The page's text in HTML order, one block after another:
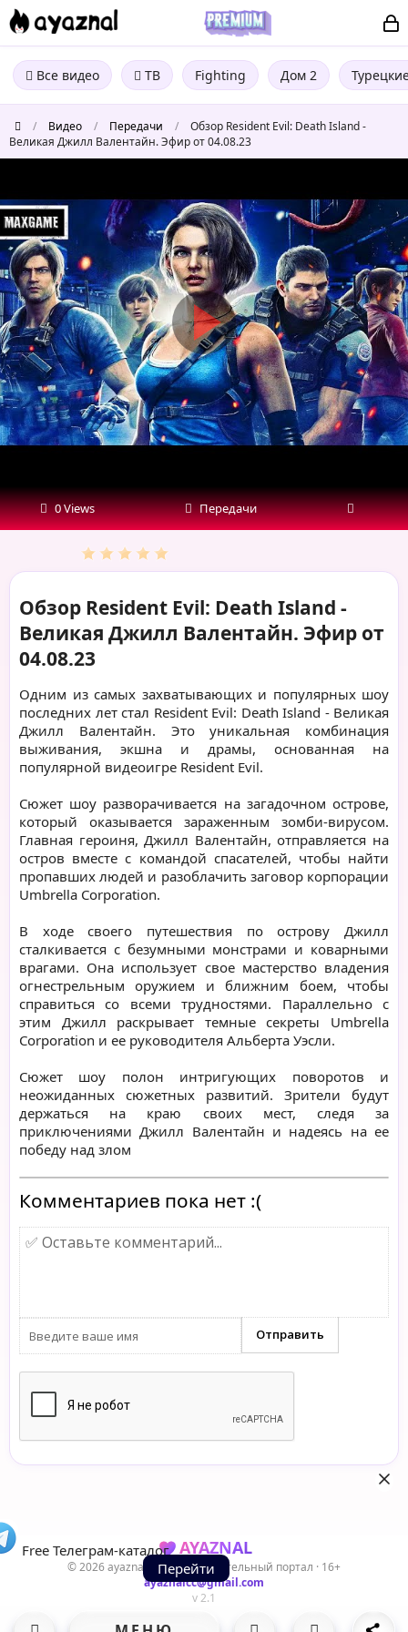
Все видео ТВ Fighting Дом 2
/ Видео / Передачи /
Обзор Resident Evil: Death Island -
Великая Джилл Валентайн. Эфир от 04.08.23
Resident
Evil:
Death
Island
-
Великая
Джилл
Валентайн.
от
04.08.23
0 Views Передачи
Обзор Resident Evil: Death Island -
Великая Джилл Валентайн. Эфир от
04.08.23
Одним из самых захватывающих и популярных шоу
последних лет стал Resident Evil: Death Island - Великая
Джилл Валентайн. Это уникальная комбинация
выживания, экшна и драмы, основанная на
популярной видеоигре Resident Evil.
Сюжет шоу разворачивается на загадочном острове,
который оказывается зараженным зомби-вирусом.
Главная героиня, Джилл Валентайн, отправляется на
остров вместе с командой спасателей, чтобы найти
пропавших людей и разоблачить заговор корпорации
Umbrella Corporation.
В ходе своего путешествия по острову Джилл
сталкивается с безумными монстрами и коварными
врагами. Она использует свое мастерство владения
огнестрельным оружием и ближним боем, чтобы
справиться со всеми трудностями. Параллельно с
этим Джилл раскрывает темные секреты Umbrella
Corporation и ее руководителя Альберта Уэсли.
Сюжет шоу полон интригующих поворотов и
неожиданных сюжетных развитий. Зрители будут
держаться на краю своих мест, следя за
приключениями Джилл Валентайн и надеясь на ее
победу над злом
Комментариев пока нет :(
Free Телеграм-каталог
Перейти
AYAZNAL
© 2026 ayaznal.cc — Развлекательный портал · 16+
ayaznalcc@gmail.com
v 2.1